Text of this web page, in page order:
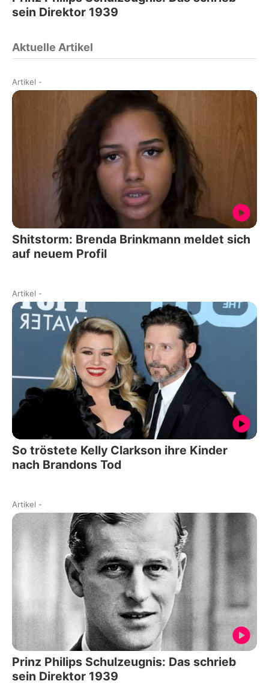
sein Direktor 1939
Aktuelle Artikel
Artikel -
Shitstorm: Brenda Brinkmann meldet sich
auf neuem Profil
Artikel -
So tröstete Kelly Clarkson ihre Kinder
nach Brandons Tod
Artikel -
Prinz Philips Schulzeugnis: Das schrieb
sein Direktor 1939